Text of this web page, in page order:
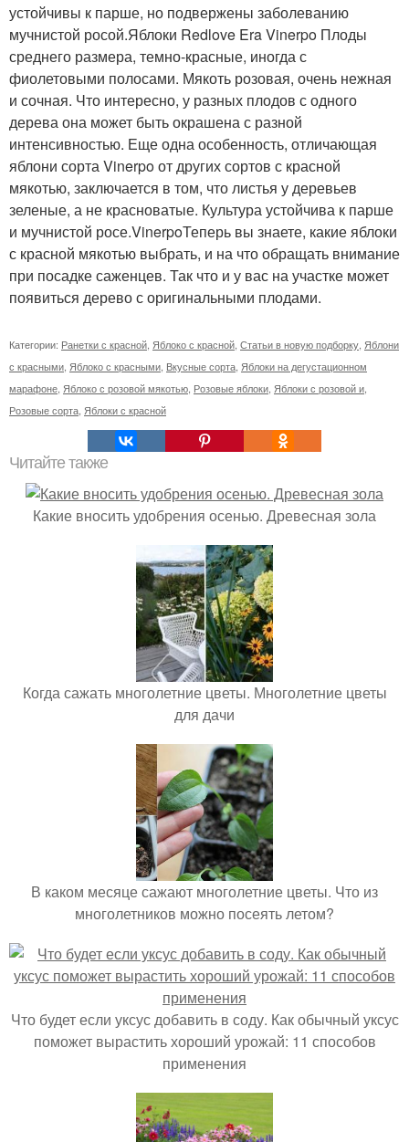
устойчивы к парше, но подвержены заболеванию
мучнистой росой.Яблоки Redlove Era Vinerpo Плоды
среднего размера, темно-красные, иногда с
фиолетовыми полосами. Мякоть розовая, очень нежная
и сочная. Что интересно, у разных плодов с одного
дерева она может быть окрашена с разной
интенсивностью. Еще одна особенность, отличающая
яблони сорта Vinerpo от других сортов с красной
мякотью, заключается в том, что листья у деревьев
зеленые, а не красноватые. Культура устойчива к парше
и мучнистой росе.VinerpoТеперь вы знаете, какие яблоки
с красной мякотью выбрать, и на что обращать внимание
при посадке саженцев. Так что и у вас на участке может
появиться дерево с оригинальными плодами.
Категории: Ранетки с красной Яблоко с красной Статьи в новую подборку Яблони
с красными Яблоко с красными Вкусные сорта Яблоки на дегустационном
марафоне Яблоко с розовой мякотью Розовые яблоки Яблоки с розовой и
Розовые сорта Яблоки с красной
Читайте также
Какие вносить удобрения осенью. Древесная зола
Когда сажать многолетние цветы. Многолетние цветы
для дачи
В каком месяце сажают многолетние цветы. Что из
многолетников можно посеять летом?
Что будет если уксус добавить в соду. Как обычный уксус
поможет вырастить хороший урожай: 11 способов
применения